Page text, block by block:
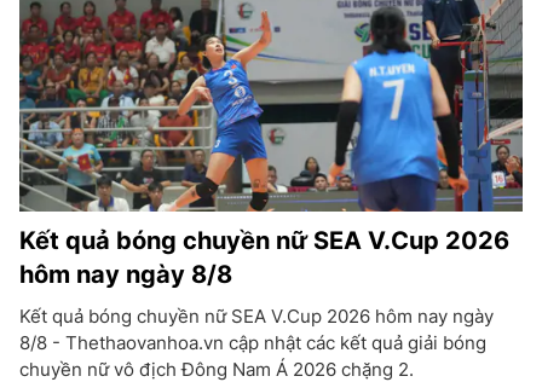
Kết quả bóng chuyền nữ SEA V.Cup 2026
hôm nay ngày 8/8
Kết quả bóng chuyền nữ SEA V.Cup 2026 hôm nay ngày
8/8 - Thethaovanhoa.vn cập nhật các kết quả giải bóng
chuyền nữ vô địch Đông Nam Á 2026 chặng 2.